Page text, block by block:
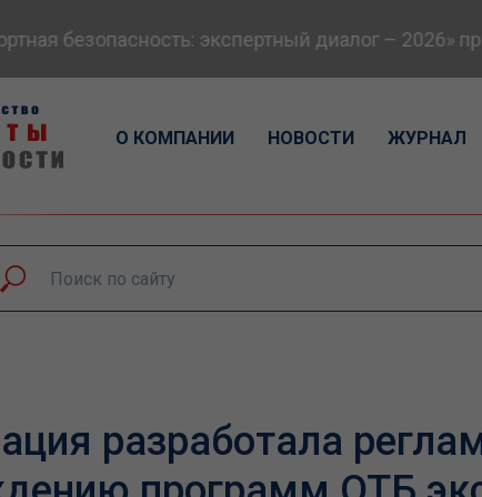
безопасность: экспертный диалог – 2026»
О КОМПАНИИ НОВОСТИ ЖУРНАЛ
разработала